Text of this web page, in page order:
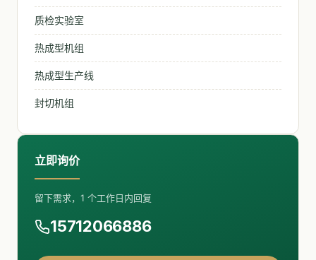
质检实验室
热成型机组
热成型生产线
封切机组
立即询价
留下需求，1 个工作日内回复
15712066886